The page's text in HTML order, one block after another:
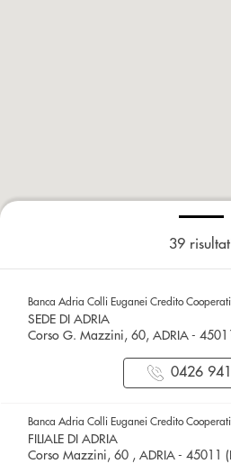
39
Banca Adria Colli Euganei Credito
SEDE DI ADRIA
Corso G. Mazzini, 60, ADRIA -
0426
Banca Adria Colli Euganei Credito
FILIALE DI ADRIA
Corso Mazzini, 60 , ADRIA - 45011